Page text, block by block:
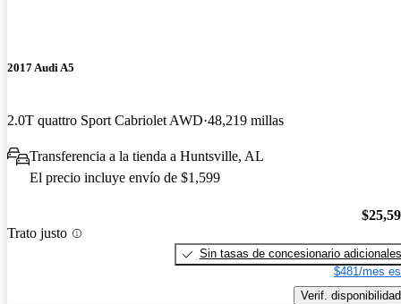
2017 Audi A5
2.0T quattro Sport Cabriolet AWD 48,219 millas
Transferencia a la tienda a Huntsville, AL
El precio incluye envío de $1,599
Trato justo
Sin tasas de concesionario adicionales
$481/mes
Verif. disponibilidad